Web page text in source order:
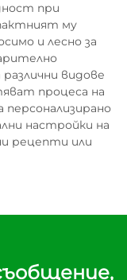
при
му
и лесно за
видове
процеса на
настройки на
рецепти или